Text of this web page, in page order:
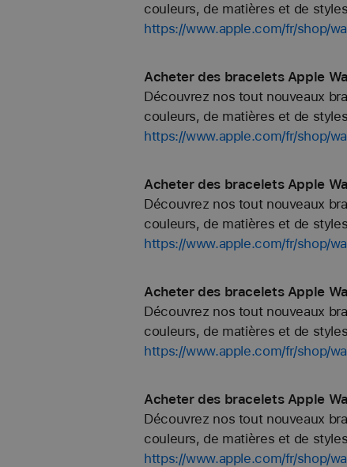
couleurs, de matières et de
https://www.apple.com/fr/shop/
Acheter des bracelets Apple
Découvrez nos tout nouveaux
couleurs, de matières et de
https://www.apple.com/fr/shop/
Acheter des bracelets Apple
Découvrez nos tout nouveaux
couleurs, de matières et de
https://www.apple.com/fr/shop/
Acheter des bracelets Apple
Découvrez nos tout nouveaux
couleurs, de matières et de
https://www.apple.com/fr/shop/
Acheter des bracelets Apple
Découvrez nos tout nouveaux
couleurs, de matières et de
https://www.apple.com/fr/shop/